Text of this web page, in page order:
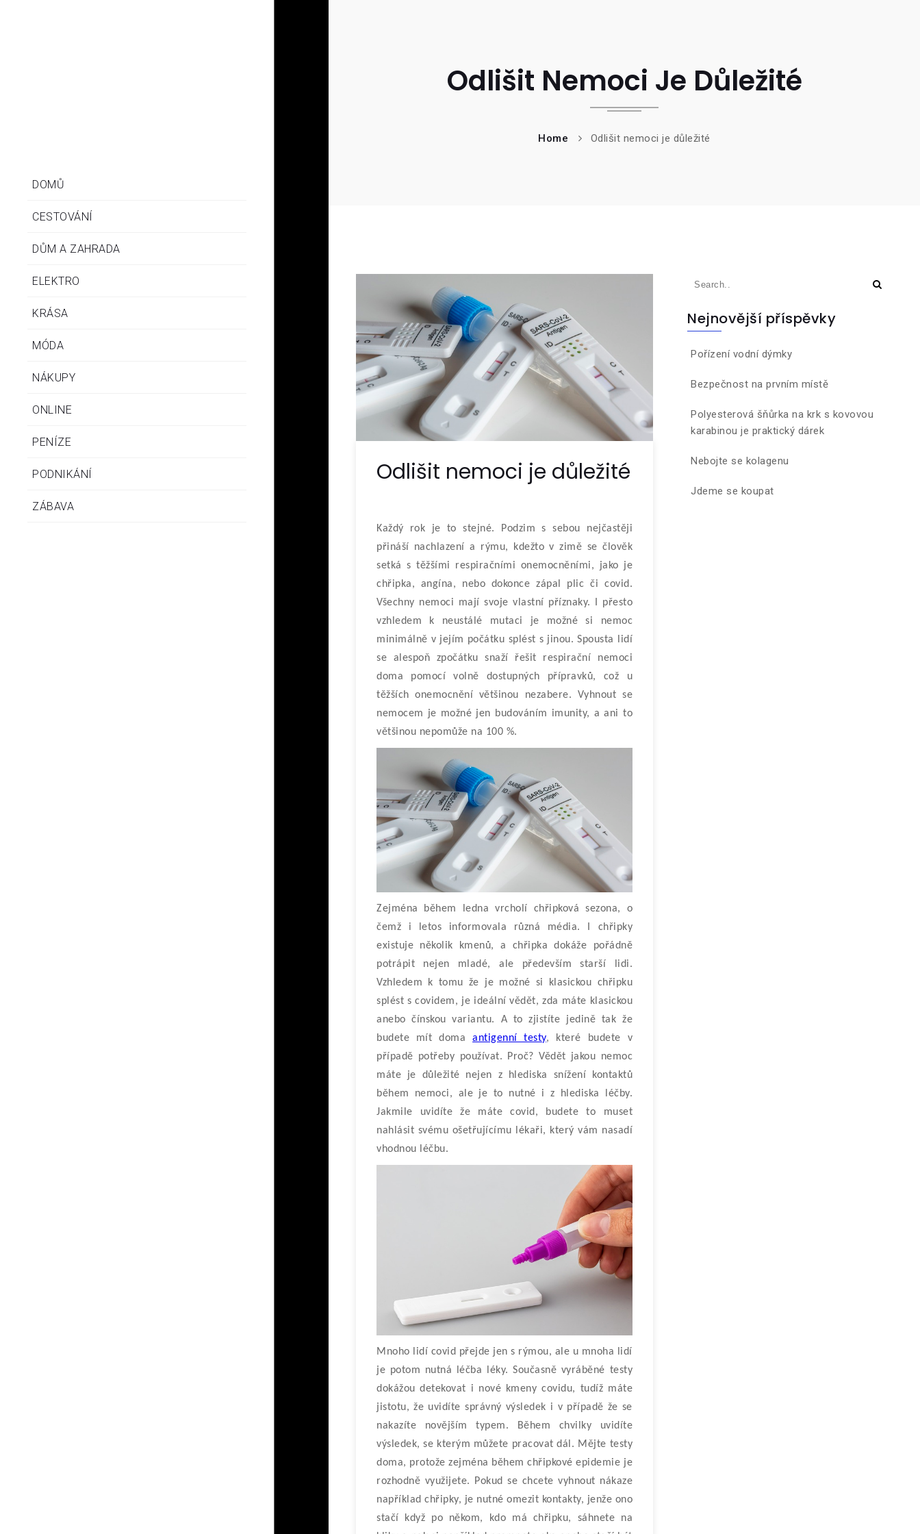
DOMŮ
CESTOVÁNÍ
DŮM A ZAHRADA
ELEKTRO
KRÁSA
MÓDA
NÁKUPY
ONLINE
PENÍZE
PODNIKÁNÍ
ZÁBAVA
Odlišit Nemoci Je Důležité
Home Odlišit nemoci je důležité
Odlišit nemoci je důležité
Každý rok je to stejné. Podzim s sebou nejčastěji
přináší nachlazení a rýmu, kdežto v zimě se člověk
setká s těžšími respiračními onemocněními, jako je
chřipka, angína, nebo dokonce zápal plic či covid.
Všechny nemoci mají svoje vlastní příznaky. I přesto
vzhledem k neustálé mutaci je možné si nemoc
minimálně v jejím počátku splést s jinou. Spousta lidí
se alespoň zpočátku snaží řešit respirační nemoci
doma pomocí volně dostupných přípravků, což u
těžších onemocnění většinou nezabere. Vyhnout se
nemocem je možné jen budováním imunity, a ani to
většinou nepomůže na 100 %.
Zejména během ledna vrcholí chřipková sezona, o
čemž i letos informovala různá média. I chřipky
existuje několik kmenů, a chřipka dokáže pořádně
potrápit nejen mladé, ale především starší lidi.
Vzhledem k tomu že je možné si klasickou chřipku
splést s covidem, je ideální vědět, zda máte klasickou
anebo čínskou variantu. A to zjistíte jedině tak že
budete mít domaantigenní testy, které budete v
případě potřeby používat. Proč? Vědět jakou nemoc
máte je důležité nejen z hlediska snížení kontaktů
během nemoci, ale je to nutné i z hlediska léčby.
Jakmile uvidíte že máte covid, budete to muset
nahlásit svému ošetřujícímu lékaři, který vám nasadí
vhodnou léčbu.
Mnoho lidí covid přejde jen s rýmou, ale u mnoha lidí
je potom nutná léčba léky. Současně vyráběné testy
dokážou detekovat i nové kmeny covidu, tudíž máte
jistotu, že uvidíte správný výsledek i v případě že se
nakazíte novějším typem. Během chvilky uvidíte
výsledek, se kterým můžete pracovat dál. Mějte testy
doma, protože zejména během chřipkové epidemie je
rozhodně využijete. Pokud se chcete vyhnout nákaze
například chřipky, je nutné omezit kontakty, jenže ono
stačí když po někom, kdo má chřipku, sáhnete na
Nejnovější příspěvky
Pořízení vodní dýmky
Bezpečnost na prvním místě
Polyesterová šňůrka na krk s kovovou
karabinou je praktický dárek
Nebojte se kolagenu
Jdeme se koupat